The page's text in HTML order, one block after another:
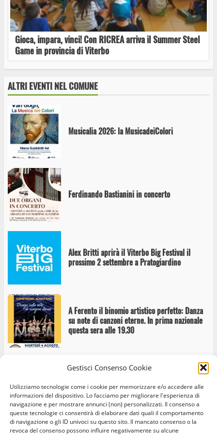
Gestisci Consenso Cookie
Utilizziamo tecnologie come i cookie per memorizzare e/o accedere alle
informazioni del dispositivo. Lo facciamo per migliorare l'esperienza di
navigazione e per mostrare annunci (non) personalizzati. Il consenso a
queste tecnologie ci consentirà di elaborare dati quali il comportamento
di navigazione o gli ID univoci su questo sito. Il mancato consenso o la
revoca del consenso possono influire negativamente su alcune
Gioca, impara, vinci! Con RICREA arriva il Summer Steel
Game in provincia di Viterbo
ALTRI EVENTI NEL COMUNE
antiche terme, Amleto, un classico senza tempo
Dal 13 agosto al 27 settembre oltre 30
Musicalia 2026: la MusicadeiColori
Ferdinando Bastianini in concerto
Alex Britti aprirà il Viterbo Big Festival il
prossimo 2 settembre a Pratogiardino
A Ferento il binomio artistico perfetto: Danza
su note di canzoni eterne. In prima nazionale
questa sera alle 19.30
Ferento Teatro Festival: Lettera ad Eduardo